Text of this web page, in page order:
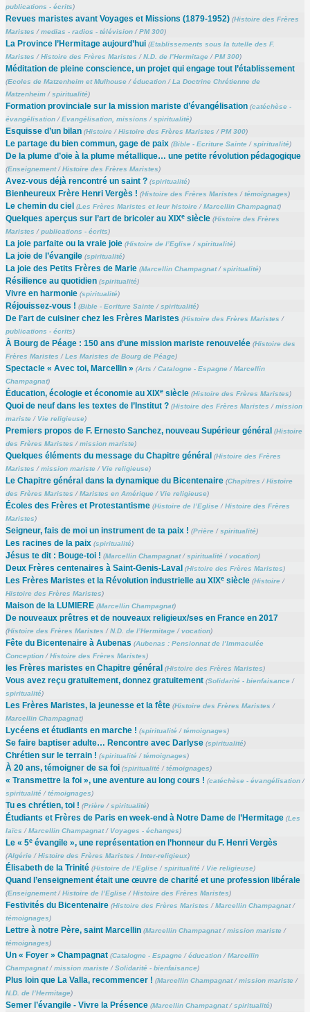
publications - écrits)
Revues maristes avant Voyages et Missions (1879-1952) (Histoire des Frères
Maristes /medias - radios - télévision/PM 300)
La Province l’Hermitage aujourd’hui (Etablissements sous la tutelle des F.
Maristes /Histoire des Frères Maristes /N.D. de l’Hermitage/PM 300)
Méditation de pleine conscience, un projet qui engage tout l’établissement
(Ecoles de Matzenheim et Mulhouse/éducation/La Doctrine Chrétienne de
Matzenheim/spiritualité)
Formation provinciale sur la mission mariste d’évangélisation (catéchèse -
évangélisation/Evangélisation, missions /spiritualité)
Esquisse d’un bilan (Histoire/Histoire des Frères Maristes /PM 300)
Le partage du bien commun, gage de paix (Bible - Ecriture Sainte/spiritualité)
De la plume d’oie à la plume métallique… une petite révolution pédagogique
(Enseignement/Histoire des Frères Maristes)
Avez-vous déjà rencontré un saint ? (spiritualité)
Bienheureux Frère Henri Vergès ! (Histoire des Frères Maristes /témoignages)
Le chemin du ciel (Les Frères Maristes et leur histoire/Marcellin Champagnat)
Quelques aperçus sur l’art de bricoler au XIXesiècle (Histoire des Frères
Maristes /publications - écrits)
La joie parfaite ou la vraie joie (Histoire de l’Eglise/spiritualité)
La joie de l’évangile (spiritualité)
La joie des Petits Frères de Marie (Marcellin Champagnat/spiritualité)
Résilience au quotidien (spiritualité)
Vivre en harmonie (spiritualité)
Réjouissez-vous ! (Bible - Ecriture Sainte/spiritualité)
De l’art de cuisiner chez les Frères Maristes (Histoire des Frères Maristes /
publications - écrits)
À Bourg de Péage : 150 ans d’une mission mariste renouvelée (Histoire des
Frères Maristes /Les Maristes de Bourg de Péage)
Spectacle « Avec toi, Marcellin » (Arts /Catalogne - Espagne/Marcellin
Champagnat)
Éducation, écologie et économie au XIXesiècle (Histoire des Frères Maristes)
Quoi de neuf dans les textes de l’Institut ? (Histoire des Frères Maristes /mission
mariste/ Vie religieuse)
Premiers propos de F. Ernesto Sanchez, nouveau Supérieur général (Histoire
des Frères Maristes /mission mariste)
Quelques éléments du message du Chapitre général (Histoire des Frères
Maristes /mission mariste/ Vie religieuse)
Le Chapitre général dans la dynamique du Bicentenaire (Chapitres /Histoire
des Frères Maristes /Maristes en Amérique/ Vie religieuse)
Écoles des Frères et Protestantisme (Histoire de l’Eglise/Histoire des Frères
Maristes)
Seigneur, fais de moi un instrument de ta paix ! (Prière/spiritualité)
Les racines de la paix (spiritualité)
Jésus te dit : Bouge-toi ! (Marcellin Champagnat/spiritualité/vocation)
Deux Frères centenaires à Saint-Genis-Laval (Histoire des Frères Maristes)
Les Frères Maristes et la Révolution industrielle au XIXesiècle (Histoire/
Histoire des Frères Maristes)
Maison de la LUMIERE (Marcellin Champagnat)
De nouveaux prêtres et de nouveaux religieux/ses en France en 2017
(Histoire des Frères Maristes /N.D. de l’Hermitage/vocation)
Fête du Bicentenaire à Aubenas (Aubenas : Pensionnat de l’Immaculée
Conception/Histoire des Frères Maristes)
les Frères maristes en Chapitre général (Histoire des Frères Maristes)
Vous avez reçu gratuitement, donnez gratuitement (Solidarité - bienfaisance/
spiritualité)
Les Frères Maristes, la jeunesse et la fête (Histoire des Frères Maristes /
Marcellin Champagnat)
Lycéens et étudiants en marche ! (spiritualité/témoignages)
Se faire baptiser adulte… Rencontre avec Darlyse (spiritualité)
Chrétien sur le terrain ! (spiritualité/témoignages)
À 20 ans, témoigner de sa foi (spiritualité/témoignages)
« Transmettre la foi », une aventure au long cours ! (catéchèse - évangélisation/
spiritualité/témoignages)
Tu es chrétien, toi ! (Prière/spiritualité)
Étudiants et Frères de Paris en week-end à Notre Dame de l’Hermitage (Les
laïcs /Marcellin Champagnat/ Voyages - échanges)
Le « 5eévangile », une représentation en l’honneur du F. Henri Vergès
(Algérie/Histoire des Frères Maristes /Inter-religieux)
Élisabeth de la Trinité (Histoire de l’Eglise/spiritualité/ Vie religieuse)
Quand l’enseignement était une œuvre de charité et une profession libérale
(Enseignement/Histoire de l’Eglise/Histoire des Frères Maristes)
Festivités du Bicentenaire (Histoire des Frères Maristes /Marcellin Champagnat/
témoignages)
Lettre à notre Père, saint Marcellin (Marcellin Champagnat/mission mariste/
témoignages)
Un « Foyer » Champagnat (Catalogne - Espagne/éducation/Marcellin
Champagnat/mission mariste/Solidarité - bienfaisance)
Plus loin que La Valla, recommencer ! (Marcellin Champagnat/mission mariste/
N.D. de l’Hermitage)
Semer l’évangile - Vivre la Présence (Marcellin Champagnat/spiritualité)